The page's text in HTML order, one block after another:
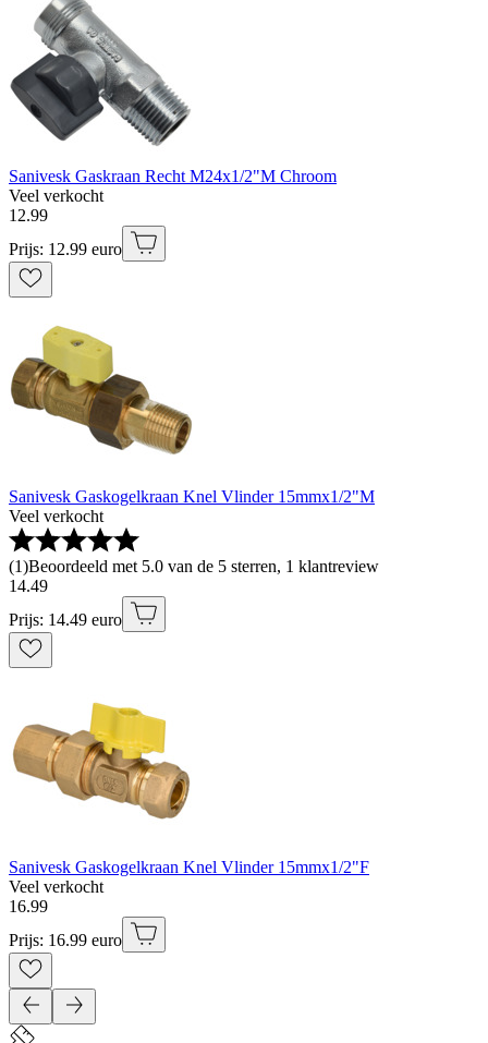
Sanivesk Gaskraan Recht M24x1/2"M Chroom
Veel verkocht
12.99
Prijs: 12.99 euro
Sanivesk Gaskogelkraan Knel Vlinder 15mmx1/2"M
Veel verkocht
(1)Beoordeeld met 5.0 van de 5 sterren, 1 klantreview
14.49
Prijs: 14.49 euro
Sanivesk Gaskogelkraan Knel Vlinder 15mmx1/2"F
Veel verkocht
16.99
Prijs: 16.99 euro